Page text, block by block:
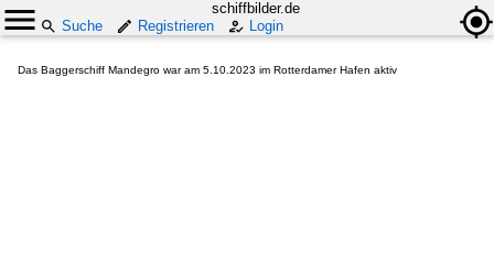
schiffbilder.de
Suche
Registrieren Login
Das Baggerschiff Mandegro war am 5.10.2023 im Rotterdamer Hafen aktiv